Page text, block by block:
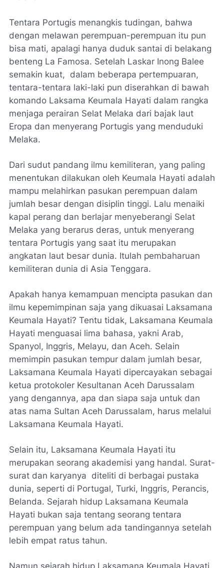
Tentara Portugis menangkis tudingan, bahwa
dengan melawan perempuan-perempuan itu pun
bisa mati, apalagi hanya duduk santai di belakang
benteng La Famosa. Setelah Laskar Inong Balee
semakin kuat, dalam beberapa pertempuaran,
tentara-tentara laki-laki pun diserahkan di bawah
komando Laksama Keumala Hayati dalam rangka
menjaga perairan Selat Melaka dari bajak laut
Eropa dan menyerang Portugis yang menduduki
Melaka.
Dari sudut pandang ilmu kemiliteran, yang paling
menentukan dilakukan oleh Keumala Hayati adalah
mampu melahirkan pasukan perempuan dalam
jumlah besar dengan disiplin tinggi. Lalu menaiki
kapal perang dan berlajar menyeberangi Selat
Melaka yang berarus deras, untuk menyerang
tentara Portugis yang saat itu merupakan
angkatan laut besar dunia. Itulah pembaharuan
kemiliteran dunia di Asia Tenggara.
Apakah hanya kemampuan mencipta pasukan dan
ilmu kepemimpinan saja yang dikuasai Laksamana
Keumala Hayati? Tentu tidak, Laksamana Keumala
Hayati menguasai lima bahasa, yakni Arab,
Spanyol, Inggris, Melayu, dan Aceh. Selain
memimpin pasukan tempur dalam jumlah besar,
Laksamana Keumala Hayati dipercayakan sebagai
ketua protokoler Kesultanan Aceh Darussalam
yang dengannya, apa dan siapa saja untuk dan
atas nama Sultan Aceh Darussalam, harus melalui
Laksamana Keumala Hayati.
Selain itu, Laksamana Keumala Hayati itu
merupakan seorang akademisi yang handal. Surat-
surat dan karyanya diteliti di berbagai pustaka
dunia, seperti di Portugal, Turki, Inggris, Perancis,
Belanda. Sejarah hidup Laksamana Keumala
Hayati bukan saja tentang seorang tentara
perempuan yang belum ada tandingannya setelah
lebih empat ratus tahun.
Namun sejarah hidup Laksamana Keumala Hayati